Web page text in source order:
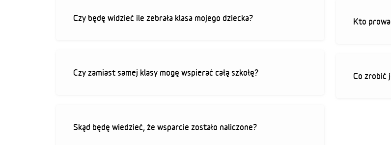
Czy będę widzieć ile zebrała klasa mojego dziecka?
Czy zamiast samej klasy mogę wspierać całą szkołę?
Skąd będę wiedzieć, że wsparcie zostało naliczone?
Kto
Co zrobić